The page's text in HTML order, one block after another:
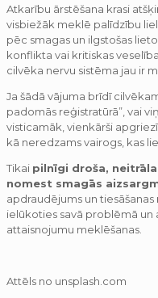
Atkarību ārstēšana krasi
visbiežāk meklē palīdzību
pēc smagas un ilgstošas
konflikta vai kritiskas
cilvēka nervu sistēma jau ir
Ja šādā vājuma brīdī
padomās reģistratūrā”, vai
visticamāk, vienkārši
kā neredzams vairogs, kas
Tikai pilnīgi droša,
nomest smagās
apdraudējums un
ielūkoties savā problēmā un
attaisnojumu meklēšanas.
Attēls no unsplash.com